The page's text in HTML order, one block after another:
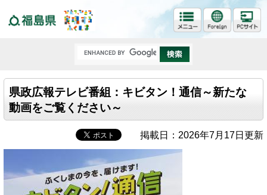
県政広報テレビ番組：キビタン！通信～新たな
動画をご覧ください～
掲載日：2026年7月17日更新